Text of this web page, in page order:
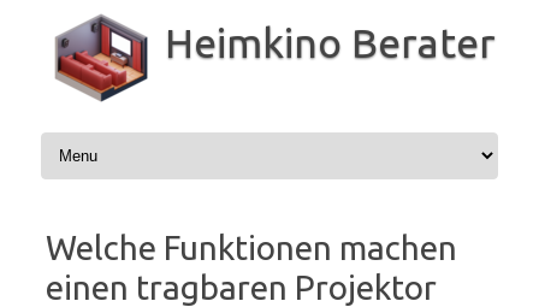
springen
Heimkino Berater
Welche Funktionen machen
einen tragbaren Projektor